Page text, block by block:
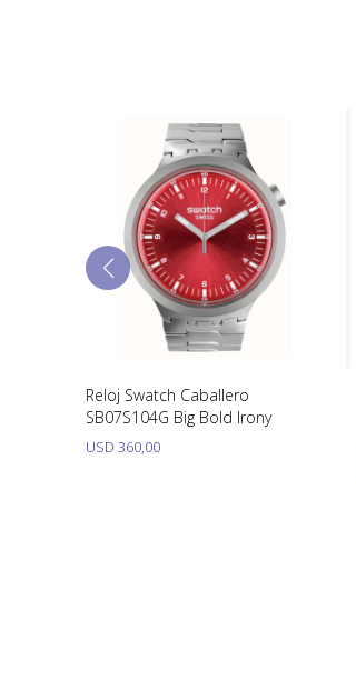
Reloj Swatch Caballero
SB07S104G Big Bold Irony
USD 360,00